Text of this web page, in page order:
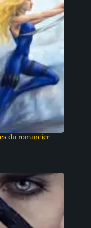
du romancier